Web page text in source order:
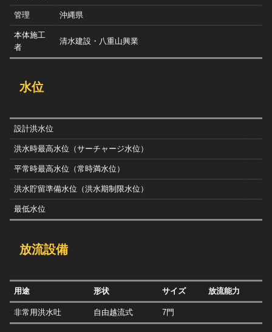
管理 沖縄県
本体施工
者
清水建設・八重山興業
水位
設計洪水位
洪水時最高水位（サーチャージ水位）
平常時最高水位（常時満水位）
洪水貯留準備水位（洪水期制限水位）
最低水位
放流設備
用途 形状 サイズ 放流能力
非常用洪水吐 自由越流式 7門